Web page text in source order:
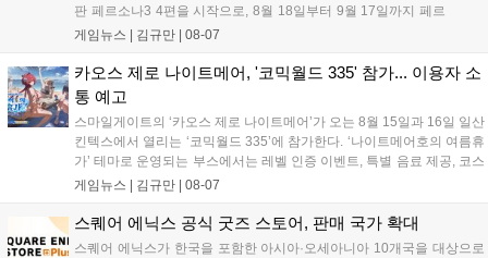
판 페르소나3 4편을 시작으로, 8월 18일부터 9월 17일까지 페르
소나4 더 골든 12화, 9월 15일부터 10월 14일까지 페르소나5 시
시지를 모집하며, 선정된 내용은 기념 영상 및 대형 전광판에 소
개될 예정입니다....
게임뉴스 | 김규만 | 08-07
카오스 제로 나이트메어, '코믹월드 335' 참가... 이용자 소
통 예고
스마일게이트의 ‘카오스 제로 나이트메어’가 오는 8월 15일과 16일 일산
킨텍스에서 열리는 ‘코믹월드 335’에 참가한다. ‘나이트메어호의 여름휴
가’ 테마로 운영되는 부스에서는 레벨 인증 이벤트, 특별 음료 제공, 코스
프레 모델 포토존 등 다채로운 행사가 진행된다. 유명 코스어 7인이 캐릭
세한 정보는 공식 커뮤니티에서 확인 가능하다....
게임뉴스 | 김규만 | 08-07
스퀘어 에닉스 공식 굿즈 스토어, 판매 국가 확대
스퀘어 에닉스가 한국을 포함한 아시아·오세아니아 10개국을 대상으로